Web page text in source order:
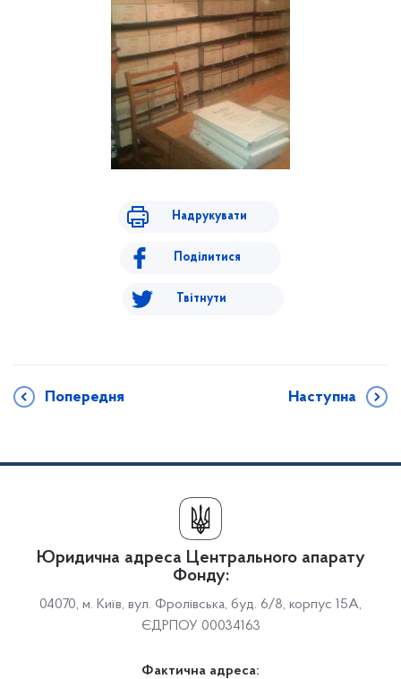
Надрукувати
Поділитися
Твітнути
Попередня Наступна
Юридична адреса Центрального апарату
Фонду:
04070, м. Київ, вул. Фролівська, буд. 6/8, корпус 15А,
ЄДРПОУ 00034163
Фактична адреса: